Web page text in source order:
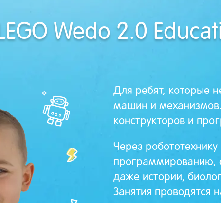
Wedo 2.0
Для ребят, которые
машин и
конструкторов и
Через
программированию,
даже истории,
Занятия проводятся